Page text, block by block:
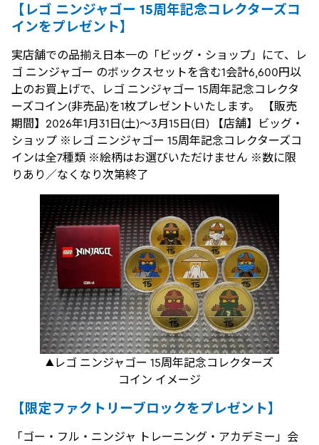
【レゴ ニンジャゴー 15周年記念コレクターズコ
インをプレゼント】
実店舗での品揃え日本一の「ビッグ・ショップ」にて、レ
ゴ ニンジャゴー のボックスセットを含む1会計6,600円以
上のお買上げで、レゴ ニンジャゴー 15周年記念コレクタ
ーズコイン(非売品)を1枚プレゼントいたします。 【販売
期間】2026年1月31日(土)～3月15日(日) 【店舗】ビッグ・
ショップ ※レゴ ニンジャゴー 15周年記念コレクターズコ
インは全7種類 ※絵柄はお選びいただけません ※数に限
りあり／なくなり次第終了
▲レゴ ニンジャゴー 15周年記念コレクターズ
コイン イメージ
【限定ファクトリーブロックをプレゼント】
「ゴー・フル・ニンジャ トレーニング・アカデミー」会